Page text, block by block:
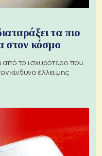
τα πιο
στον κόσμο
από το ισχυρότερο που
κίνδυνο έλλειψης